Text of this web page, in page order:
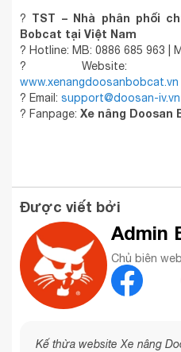
? TST – Nhà phân phối
Bobcat tại Việt Nam
? Hotline: MB: 0886 685 963 |
? Website:
www.xenangdoosanbobcat.vn
? Email: support@doosan-iv.vn
? Fanpage: Xe nâng Doosan
Được viết bởi
Admin
Chủ biên
Kế thừa website Xe nâng